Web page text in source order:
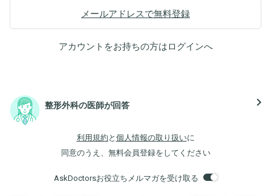
メールアドレスで無料登録
アカウントをお持ちの方はログインへ
整形外科の医師が回答 navigate_next
利用規約 と 個人情報の取り扱いに
同意のうえ、無料会員登録をしてください
AskDoctorsお役立ちメルマガを受け取る